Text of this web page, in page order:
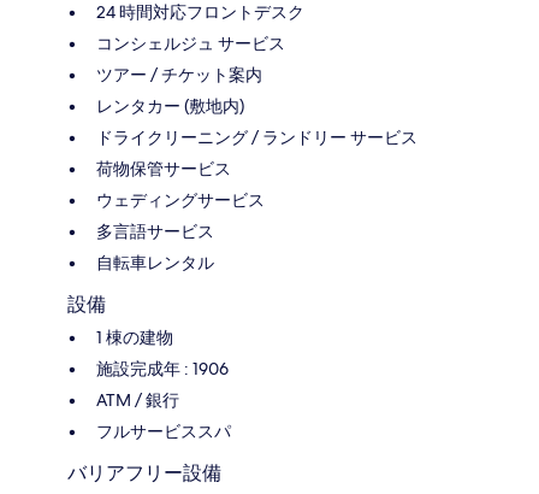
24 時間対応フロントデスク
コンシェルジュ サービス
ツアー / チケット案内
レンタカー (敷地内)
ドライクリーニング / ランドリー サービス
荷物保管サービス
ウェディングサービス
多言語サービス
自転車レンタル
設備
1 棟の建物
施設完成年 : 1906
ATM / 銀行
フルサービススパ
バリアフリー設備